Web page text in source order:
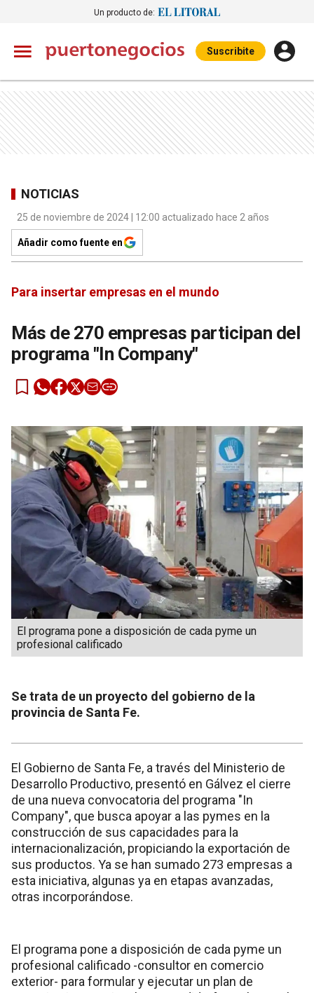
Un producto de:
Suscribite
NOTICIAS
25 de noviembre de 2024 | 12:00 actualizado hace 2 años
Añadir como fuente en
Para insertar empresas en el mundo
Más de 270 empresas participan del
programa "In Company"
El programa pone a disposición de cada pyme un
profesional calificado
Se trata de un proyecto del gobierno de la
provincia de Santa Fe.
El Gobierno de Santa Fe, a través del Ministerio de
Desarrollo Productivo, presentó en Gálvez el cierre
de una nueva convocatoria del programa "In
Company", que busca apoyar a las pymes en la
construcción de sus capacidades para la
internacionalización, propiciando la exportación de
sus productos. Ya se han sumado 273 empresas a
esta iniciativa, algunas ya en etapas avanzadas,
otras incorporándose.
El programa pone a disposición de cada pyme un
profesional calificado -consultor en comercio
exterior- para formular y ejecutar un plan de